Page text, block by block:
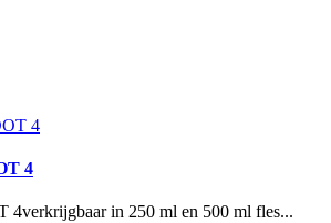
4
in 250 ml en 500 ml fles...